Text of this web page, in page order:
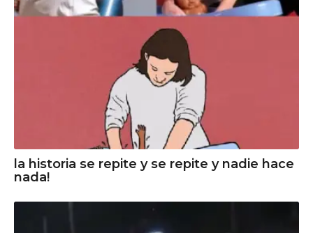
la historia se repite y se repite y nadie hace
nada!